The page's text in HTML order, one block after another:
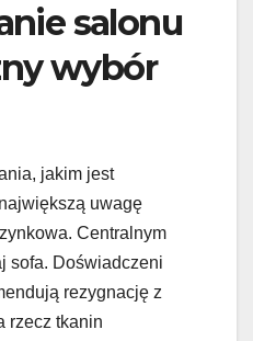
salonu
wybór
jakim jest
uwagę
Centralnym
sofa. Doświadczeni
rezygnację z
rzecz tkanin